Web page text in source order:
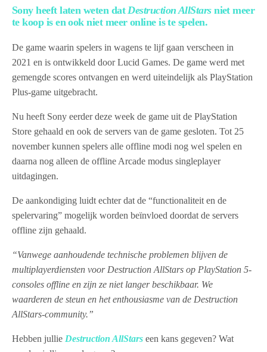
Sony heeft laten weten datDestruction AllStarsniet meer
te koop is en ook niet meer online is te spelen.
De game waarin spelers in wagens te lijf gaan verscheen in
2021 en is ontwikkeld door Lucid Games. De game werd met
gemengde scores ontvangen en werd uiteindelijk als PlayStation
Plus-game uitgebracht.
Nu heeft Sony eerder deze week de game uit de PlayStation
Store gehaald en ook de servers van de game gesloten. Tot 25
november kunnen spelers alle offline modi nog wel spelen en
daarna nog alleen de offline Arcade modus singleplayer
uitdagingen.
De aankondiging luidt echter dat de “functionaliteit en de
spelervaring” mogelijk worden beïnvloed doordat de servers
offline zijn gehaald.
“Vanwege aanhoudende technische problemen blijven de
multiplayerdiensten voor Destruction AllStars op PlayStation 5-
consoles offline en zijn ze niet langer beschikbaar. We
waarderen de steun en het enthousiasme van de Destruction
AllStars-community.”
Hebben jullie Destruction AllStars een kans gegeven? Wat